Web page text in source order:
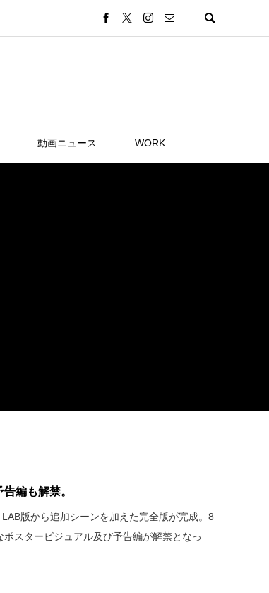
動画ニュース WORK
編も解禁。
版から追加シーンを加えた完全版が完成。8
スタービジュアル及び予告編が解禁となっ